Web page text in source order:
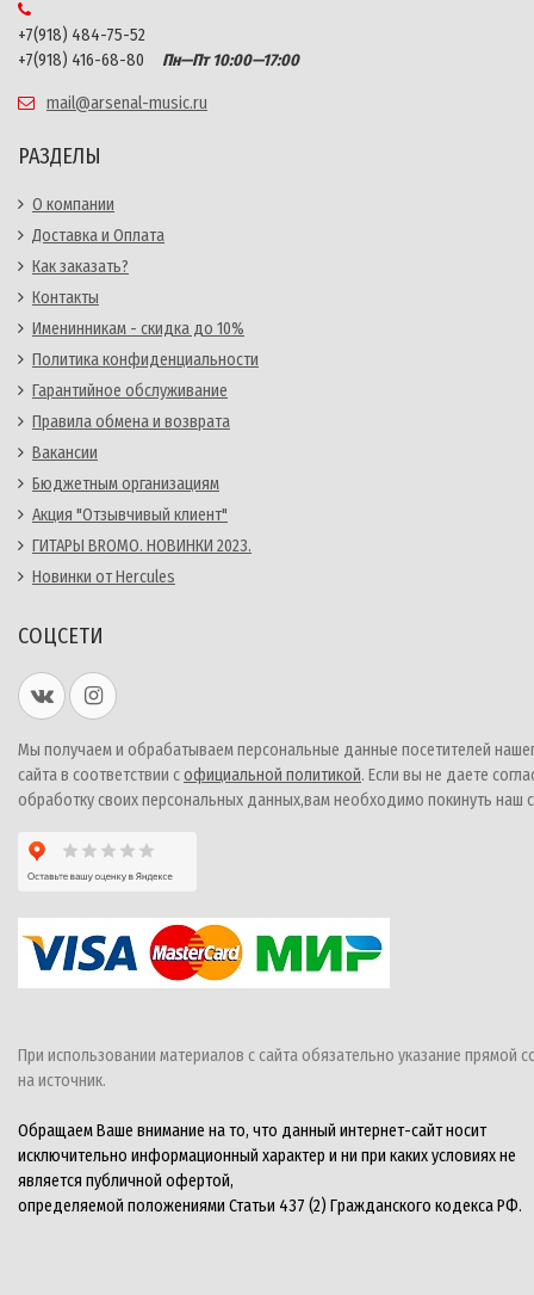
+7(918) 484-75-52
+7(918) 416-68-80
Пн—Пт 10:00—17:00
mail@arsenal-music.ru
РАЗДЕЛЫ
О компании
Доставка и Оплата
Как заказать?
Контакты
Именинникам - скидка до 10%
Политика конфиденциальности
Гарантийное обслуживание
Правила обмена и возврата
Вакансии
Бюджетным организациям
Акция "Отзывчивый клиент"
ГИТАРЫ BROMO. НОВИНКИ 2023.
Новинки от Hercules
СОЦСЕТИ
Мы получаем и обрабатываем персональные данные посетителей
сайта в соответствии софициальной политикой. Если вы не даете
обработку своих персональных данных,вам необходимо покинуть наш
При использовании материалов с сайта обязательно указание прямой
на источник.
Обращаем Ваше внимание на то, что данный интернет-сайт носит
исключительно информационный характер и ни при каких условиях не
является публичной офертой,
определяемой положениями Статьи 437 (2) Гражданского кодекса РФ.